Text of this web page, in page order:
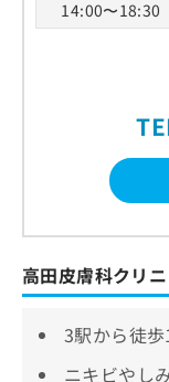
14:00〜18:30
高田皮膚科クリ
3駅から徒
ニキビやし